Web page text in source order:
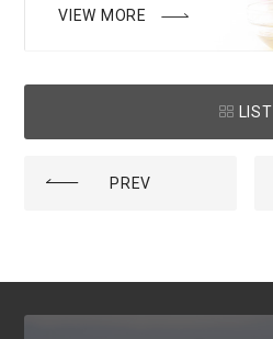
VIEW MORE
PREV
LIST